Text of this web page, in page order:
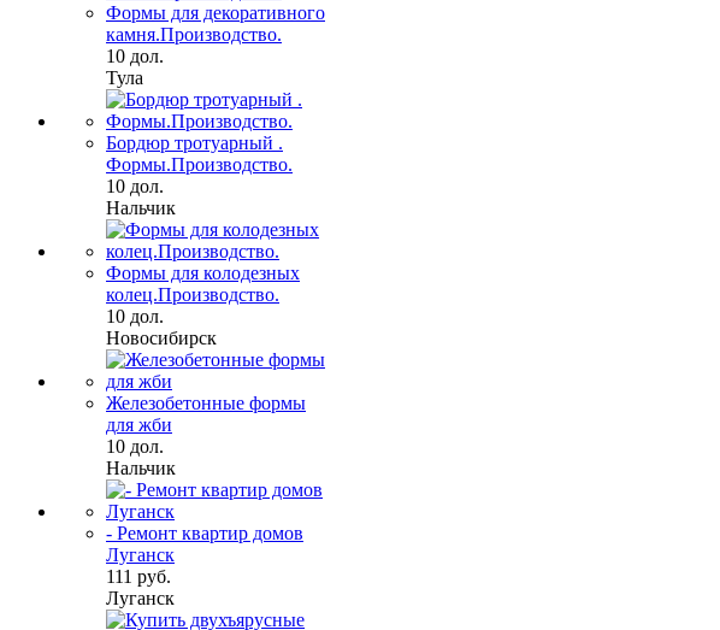
Формы для декоративного
камня.Производство.
10 дол.
Тула
Бордюр тротуарный .
Формы.Производство.
10 дол.
Нальчик
Формы для колодезных
колец.Производство.
10 дол.
Новосибирск
Железобетонные формы
для жби
10 дол.
Нальчик
- Ремонт квартир домов
Луганск
111 руб.
Луганск